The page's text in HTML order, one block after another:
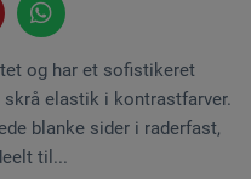
og har et sofistikeret
elastik i kontrastfarver.
blanke sider i raderfast,
til...